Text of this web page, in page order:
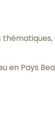
en Pays